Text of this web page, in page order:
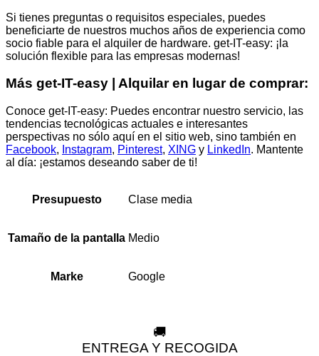
Si tienes preguntas o requisitos especiales, puedes
beneficiarte de nuestros muchos años de experiencia como
socio fiable para el alquiler de hardware. get-IT-easy: ¡la
solución flexible para las empresas modernas!
Más get-IT-easy | Alquilar en lugar de comprar:
Conoce get-IT-easy: Puedes encontrar nuestro servicio, las
tendencias tecnológicas actuales e interesantes
perspectivas no sólo aquí en el sitio web, sino también en
Facebook, Instagram, Pinterest, XING y LinkedIn. Mantente
al día: ¡estamos deseando saber de ti!
Presupuesto Clase media
Tamaño de la pantalla Medio
Marke Google
🚚
ENTREGA Y RECOGIDA